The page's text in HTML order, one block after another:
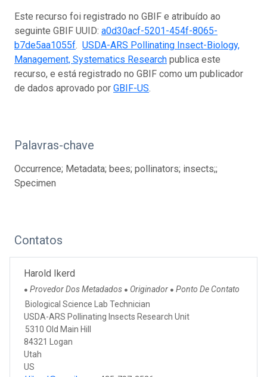
Este recurso foi registrado no GBIF e atribuído ao
seguinte GBIF UUID: a0d30acf-5201-454f-8065-
b7de5aa1055f. USDA-ARS Pollinating Insect-Biology,
Management, Systematics Research publica este
recurso, e está registrado no GBIF como um publicador
de dados aprovado por GBIF-US.
Palavras-chave
Occurrence; Metadata; bees; pollinators; insects;;
Specimen
Contatos
Harold Ikerd
● Provedor Dos Metadados ● Originador ● Ponto De Contato
Biological Science Lab Technician
USDA-ARS Pollinating Insects Research Unit
5310 Old Main Hill
84321 Logan
Utah
US